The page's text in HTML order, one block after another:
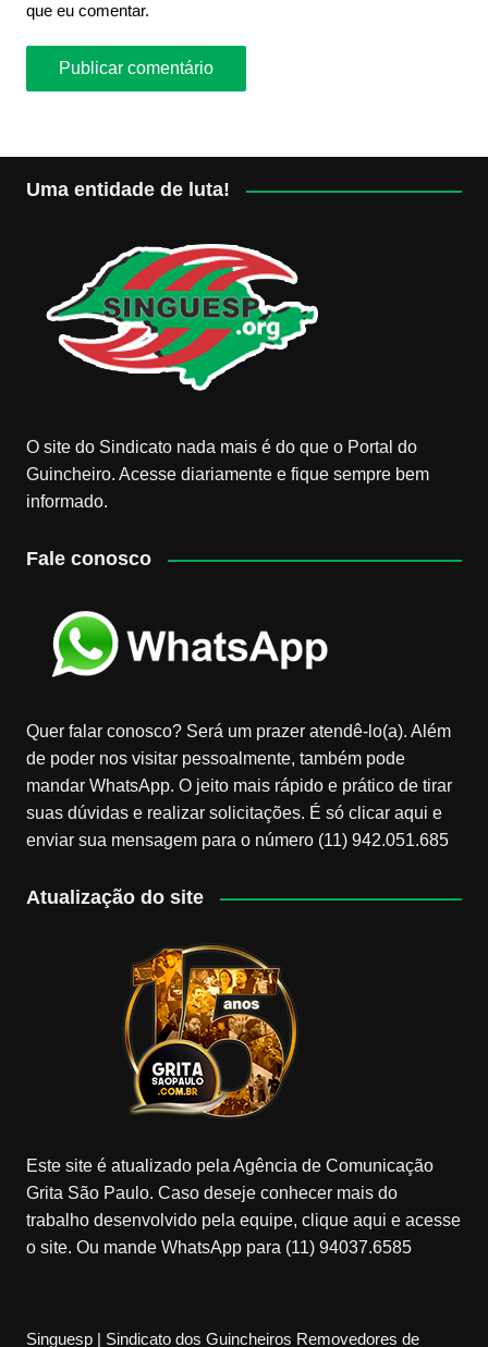
que eu comentar.
Uma entidade de luta!
O site do Sindicato nada mais é do que o Portal do
Guincheiro. Acesse diariamente e fique sempre bem
informado.
Fale conosco
Quer falar conosco? Será um prazer atendê-lo(a). Além
de poder nos visitar pessoalmente, também pode
mandar WhatsApp. O jeito mais rápido e prático de tirar
suas dúvidas e realizar solicitações. É só clicar aqui e
enviar sua mensagem para o número (11) 942.051.685
Atualização do site
Este site é atualizado pela Agência de Comunicação
Grita São Paulo. Caso deseje conhecer mais do
trabalho desenvolvido pela equipe, clique aqui e acesse
o site. Ou mande WhatsApp para (11) 94037.6585
Singuesp | Sindicato dos Guincheiros Removedores de